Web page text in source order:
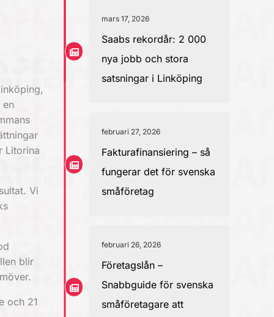
en
Litorina
Vi
blir
och 21
mars 17, 2026
Saabs rekordår: 2 000
nya jobb och stora
satsningar i Linköping
februari 27, 2026
Fakturafinansiering – så
fungerar det för svenska
småföretag
februari 26, 2026
Företagslån –
Snabbguide för svenska
småföretagare att